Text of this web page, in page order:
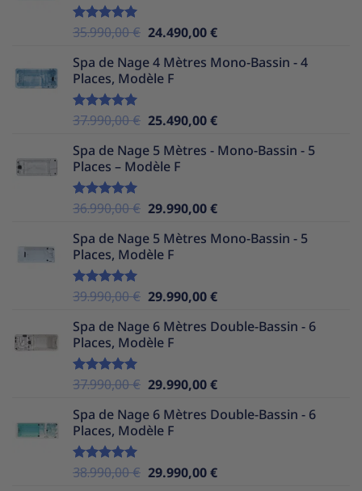
Note5.00
35.990,00€ Le
initial
était :
24.490,00€Le
actuel
Spa de Nage 4 Mètres Mono-Bassin - 4
Places, Modèle F
Note5.00
37.990,00€ Le
initial
était :
25.490,00€Le
actuel
Spa de Nage 5 Mètres - Mono-Bassin - 5
Places – Modèle F
Note5.00
36.990,00€ Le
initial
était :
29.990,00€Le
actuel
Spa de Nage 5 Mètres Mono-Bassin - 5
Places, Modèle F
Note5.00
39.990,00€ Le
initial
était :
29.990,00€Le
actuel
Spa de Nage 6 Mètres Double-Bassin - 6
Places, Modèle F
Note5.00
37.990,00€ Le
initial
était :
29.990,00€Le
actuel
Spa de Nage 6 Mètres Double-Bassin - 6
Places, Modèle F
Note5.00
38.990,00€ Le
29.990,00€Le